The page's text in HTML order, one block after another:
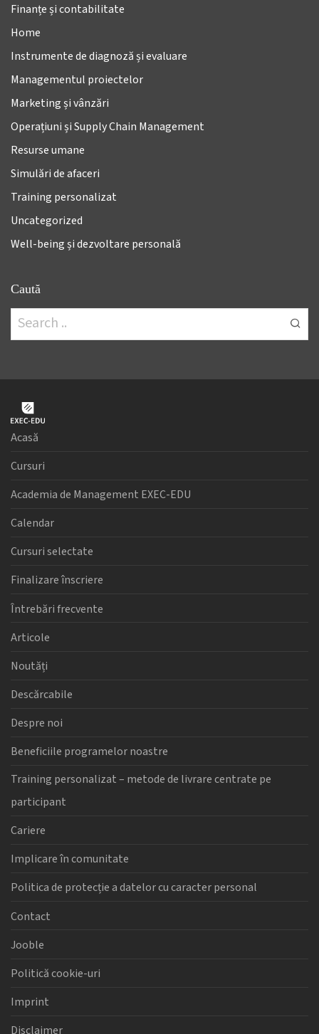
Finanțe și contabilitate
Home
Instrumente de diagnoză și evaluare
Managementul proiectelor
Marketing și vânzări
Operațiuni și Supply Chain Management
Resurse umane
Simulări de afaceri
Training personalizat
Uncategorized
Well-being și dezvoltare personală
Caută
Acasă
Cursuri
Academia de Management EXEC-EDU
Calendar
Cursuri selectate
Finalizare înscriere
Întrebări frecvente
Articole
Noutăți
Descărcabile
Despre noi
Beneficiile programelor noastre
Training personalizat – metode de livrare centrate pe
participant
Cariere
Implicare în comunitate
Politica de protecție a datelor cu caracter personal
Contact
Jooble
Politică cookie-uri
Imprint
Disclaimer